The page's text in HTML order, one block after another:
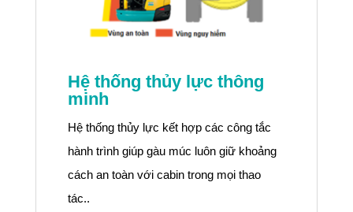
Hệ thống thủy lực thông
minh
Hệ thống thủy lực kết hợp các công tắc
hành trình giúp gàu múc luôn giữ khoảng
cách an toàn với cabin trong mọi thao
tác..